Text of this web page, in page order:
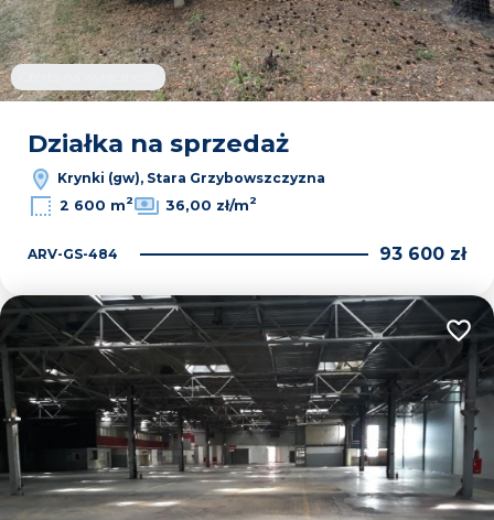
Działka na sprzedaż
Krynki (gw), Stara Grzybowszczyzna
2 600 m2 36,00 zł/m2
ARV-GS-484 93 600 zł